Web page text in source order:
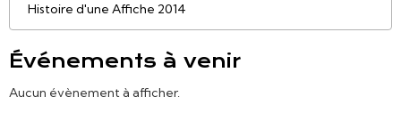
Histoire d'une Affiche 2014
Événements à venir
Aucun évènement à afficher.